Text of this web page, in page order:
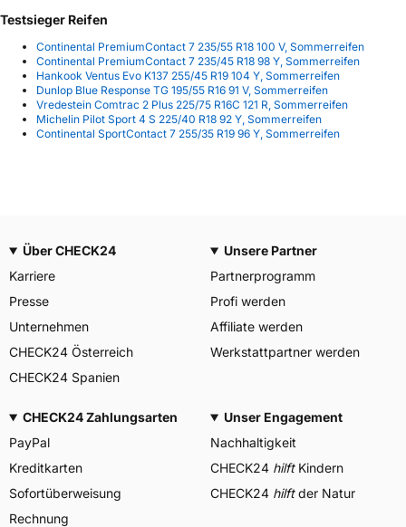
Testsieger Reifen
Continental PremiumContact 7 235/55 R18 100 V, Sommerreifen
Continental PremiumContact 7 235/45 R18 98 Y, Sommerreifen
Hankook Ventus Evo K137 255/45 R19 104 Y, Sommerreifen
Dunlop Blue Response TG 195/55 R16 91 V, Sommerreifen
Vredestein Comtrac 2 Plus 225/75 R16C 121 R, Sommerreifen
Michelin Pilot Sport 4 S 225/40 R18 92 Y, Sommerreifen
Continental SportContact 7 255/35 R19 96 Y, Sommerreifen
Über CHECK24
Karriere
Presse
Unternehmen
CHECK24 Österreich
CHECK24 Spanien
Unsere Partner
Partnerprogramm
Profi werden
Affiliate werden
Werkstattpartner werden
CHECK24 Zahlungsarten
PayPal
Kreditkarten
Sofortüberweisung
Rechnung
Unser Engagement
Nachhaltigkeit
CHECK24 hilftKindern
CHECK24 hilftder Natur